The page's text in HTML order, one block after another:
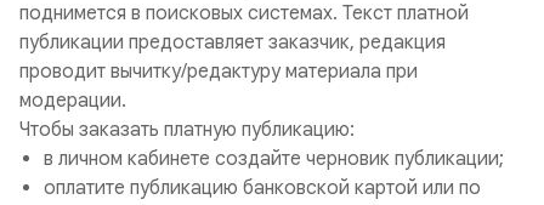
поднимется в поисковых системах. Текст платной
публикации предоставляет заказчик, редакция
проводит вычитку/редактуру материала при
модерации.
Чтобы заказать платную публикацию:
в личном кабинете создайте черновик публикации;
оплатите публикацию банковской картой или по